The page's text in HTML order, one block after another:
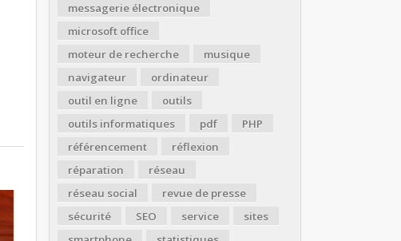
messagerie électronique
microsoft office
moteur de recherche
musique
navigateur
ordinateur
outil en ligne
outils
outils informatiques
pdf
PHP
référencement
réflexion
réparation
réseau
réseau social
revue de presse
sécurité
SEO service
sites